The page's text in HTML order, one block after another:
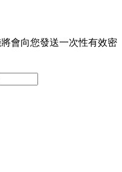
會向您發送一次性有效密